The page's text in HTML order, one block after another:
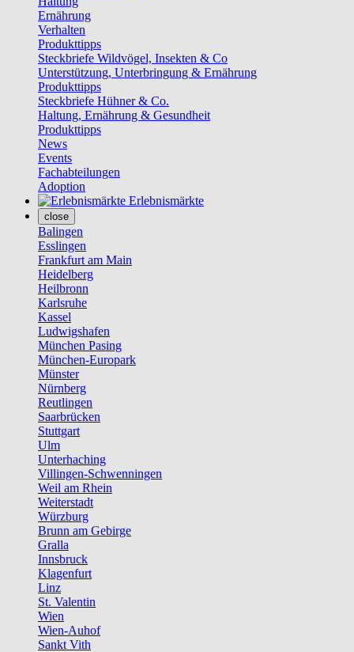
Ernährung
Verhalten
Produkttipps
Steckbriefe Wildvögel, Insekten & Co
Unterstützung, Unterbringung & Ernährung
Produkttipps
Steckbriefe Hühner & Co.
Haltung, Ernährung & Gesundheit
Produkttipps
News
Events
Fachabteilungen
Adoption
Erlebnismärkte
close
Balingen
Esslingen
Frankfurt am Main
Heidelberg
Heilbronn
Karlsruhe
Kassel
Ludwigshafen
München Pasing
München-Europark
Münster
Nürnberg
Reutlingen
Saarbrücken
Stuttgart
Ulm
Unterhaching
Villingen-Schwenningen
Weil am Rhein
Weiterstadt
Würzburg
Brunn am Gebirge
Gralla
Innsbruck
Klagenfurt
Linz
St. Valentin
Wien
Wien-Auhof
Sankt Vith